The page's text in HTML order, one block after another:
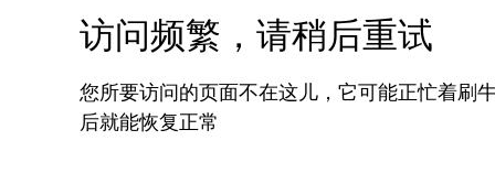
访问频繁，请稍后重试
您所要访问的页面不在这儿，它可能正忙着刷
后就能恢复正常